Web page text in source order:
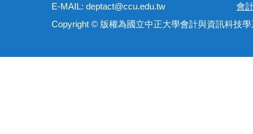
E-MAIL: deptact@ccu.edu.tw 會
Copyright © 版權為國立中正大學會計